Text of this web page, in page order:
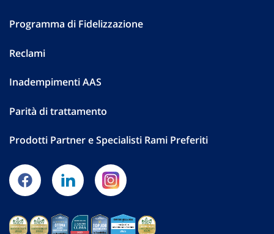
Programma di Fidelizzazione
Reclami
Inadempimenti AAS
Parità di trattamento
Prodotti Partner e Specialisti Rami Preferiti